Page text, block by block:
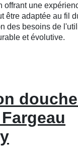
offrant une
être adaptée au fil
des besoins de
et évolutive.